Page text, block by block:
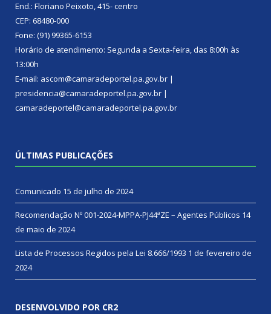
End.: Floriano Peixoto, 415- centro
CEP: 68480-000
Fone: (91) 99365-6153
Horário de atendimento: Segunda a Sexta-feira, das 8:00h às
13:00h
E-mail: ascom@camaradeportel.pa.gov.br |
presidencia@camaradeportel.pa.gov.br |
camaradeportel@camaradeportel.pa.gov.br
ÚLTIMAS PUBLICAÇÕES
Comunicado 15 de julho de 2024
Recomendação Nº 001-2024-MPPA-PJ44ªZE – Agentes Públicos 14
de maio de 2024
Lista de Processos Regidos pela Lei 8.666/1993 1 de fevereiro de
2024
DESENVOLVIDO POR CR2